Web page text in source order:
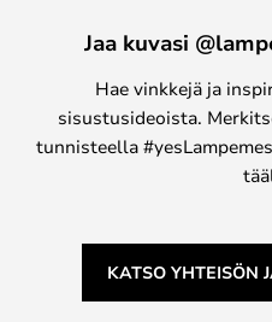
Jaa kuvasi
Hae vinkkejä ja
sisustusideoista.
tunnisteella
KATSO YHTEISÖN